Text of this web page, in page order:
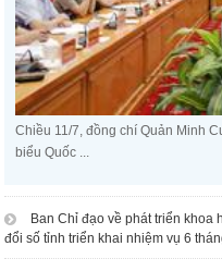
Chiều 11/7, đồng chí Quản Minh
biểu Quốc ...
Ban Chỉ đạo về phát triển khoa
đổi số tỉnh triển khai nhiệm vụ 6